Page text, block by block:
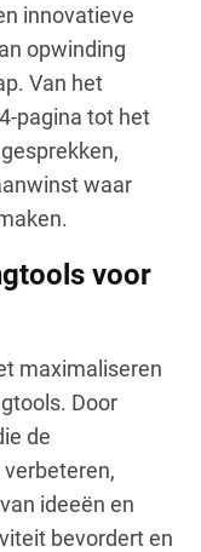
innovatieve
opwinding
Van het
pagina tot het
waar
voor
maximaliseren
Door
de
ideeën en
bevordert en